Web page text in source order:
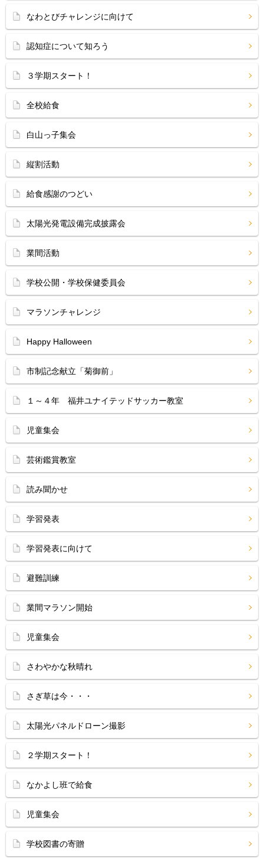
なわとびチャレンジに向けて
認知症について知ろう
３学期スタート！
全校給食
白山っ子集会
縦割活動
給食感謝のつどい
太陽光発電設備完成披露会
業間活動
学校公開・学校保健委員会
マラソンチャレンジ
Happy Halloween
市制記念献立「菊御前」
１～４年 福井ユナイテッドサッカー教室
児童集会
芸術鑑賞教室
読み聞かせ
学習発表
学習発表に向けて
避難訓練
業間マラソン開始
児童集会
さわやかな秋晴れ
さぎ草は今・・・
太陽光パネルドローン撮影
２学期スタート！
なかよし班で給食
児童集会
学校図書の寄贈